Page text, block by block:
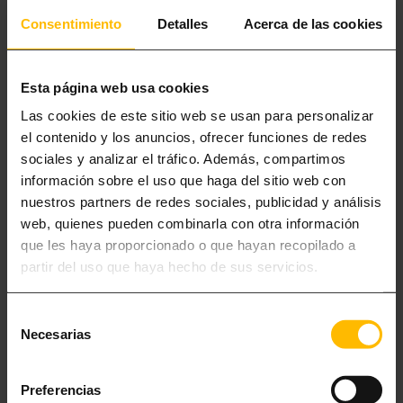
Consentimiento Detalles Acerca de las cookies
Esta página web usa cookies
Las cookies de este sitio web se usan para personalizar
el contenido y los anuncios, ofrecer funciones de redes
sociales y analizar el tráfico. Además, compartimos
información sobre el uso que haga del sitio web con
nuestros partners de redes sociales, publicidad y análisis
web, quienes pueden combinarla con otra información
que les haya proporcionado o que hayan recopilado a
partir del uso que haya hecho de sus servicios.
Necesarias
Preferencias
fiesta declarada Patrimonio Cultural Inmaterial por la UNESCO en 2005
pirotécnicos te entusiasmarán.
Cerramos nuestras sugerencias de excursiones cerca de Barcelona